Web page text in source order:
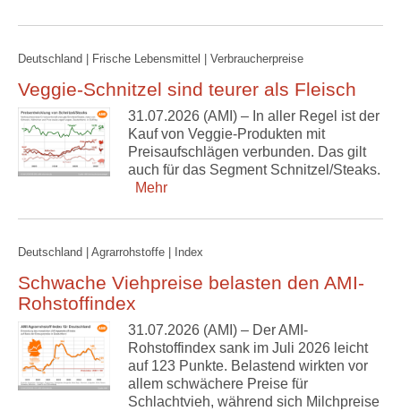
Deutschland | Frische Lebensmittel | Verbraucherpreise
Veggie-Schnitzel sind teurer als Fleisch
31.07.2026 (AMI) – In aller Regel ist der
Kauf von Veggie-Produkten mit
Preisaufschlägen verbunden. Das gilt
auch für das Segment Schnitzel/Steaks.
Mehr
Deutschland | Agrarrohstoffe | Index
Schwache Viehpreise belasten den AMI-
Rohstoffindex
31.07.2026 (AMI) – Der AMI-
Rohstoffindex sank im Juli 2026 leicht
auf 123 Punkte. Belastend wirkten vor
allem schwächere Preise für
Schlachtvieh, während sich Milchpreise